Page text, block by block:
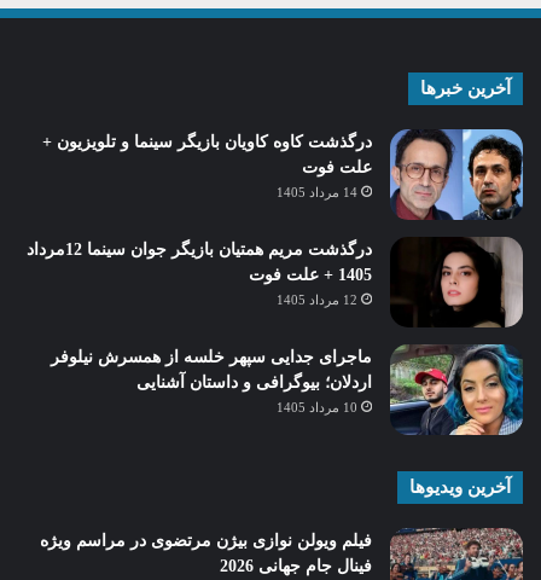
آخرین خبرها
درگذشت کاوه کاویان بازیگر سینما و تلویزیون +
علت فوت
14 مرداد 1405
درگذشت مریم همتیان بازیگر جوان سینما 12مرداد
1405 + علت فوت
12 مرداد 1405
ماجرای جدایی سپهر خلسه از همسرش نیلوفر
اردلان؛ بیوگرافی و داستان آشنایی
10 مرداد 1405
آخرین ویدیوها
فیلم ویولن نوازی بیژن مرتضوی در مراسم ویژه
فینال جام جهانی 2026